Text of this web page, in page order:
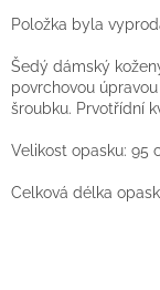
Položka byla
Šedý dámský
povrchovou
šroubku. Prvotřídní
Velikost opasku: 95
Celková délka